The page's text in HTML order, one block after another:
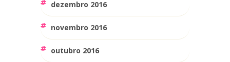
dezembro 2016
novembro 2016
outubro 2016